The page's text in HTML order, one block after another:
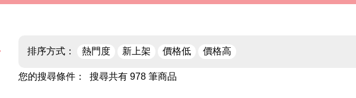
排序方式： 熱門度 新上架 價格低 價格高
您的搜尋條件： 搜尋共有 978 筆商品